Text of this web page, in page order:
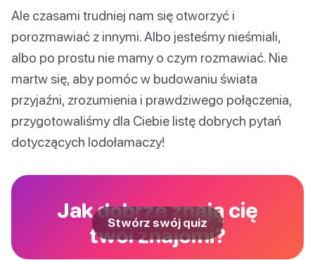
Ale czasami trudniej nam się otworzyć i
porozmawiać z innymi. Albo jesteśmy nieśmiali,
albo po prostu nie mamy o czym rozmawiać. Nie
martw się, aby pomóc w budowaniu świata
przyjaźni, zrozumienia i prawdziwego połączenia,
przygotowaliśmy dla Ciebie listę dobrych pytań
dotyczących lodołamaczy!
Jak dobrze znają cię
twoi znajomi?
Stwórz swój quiz